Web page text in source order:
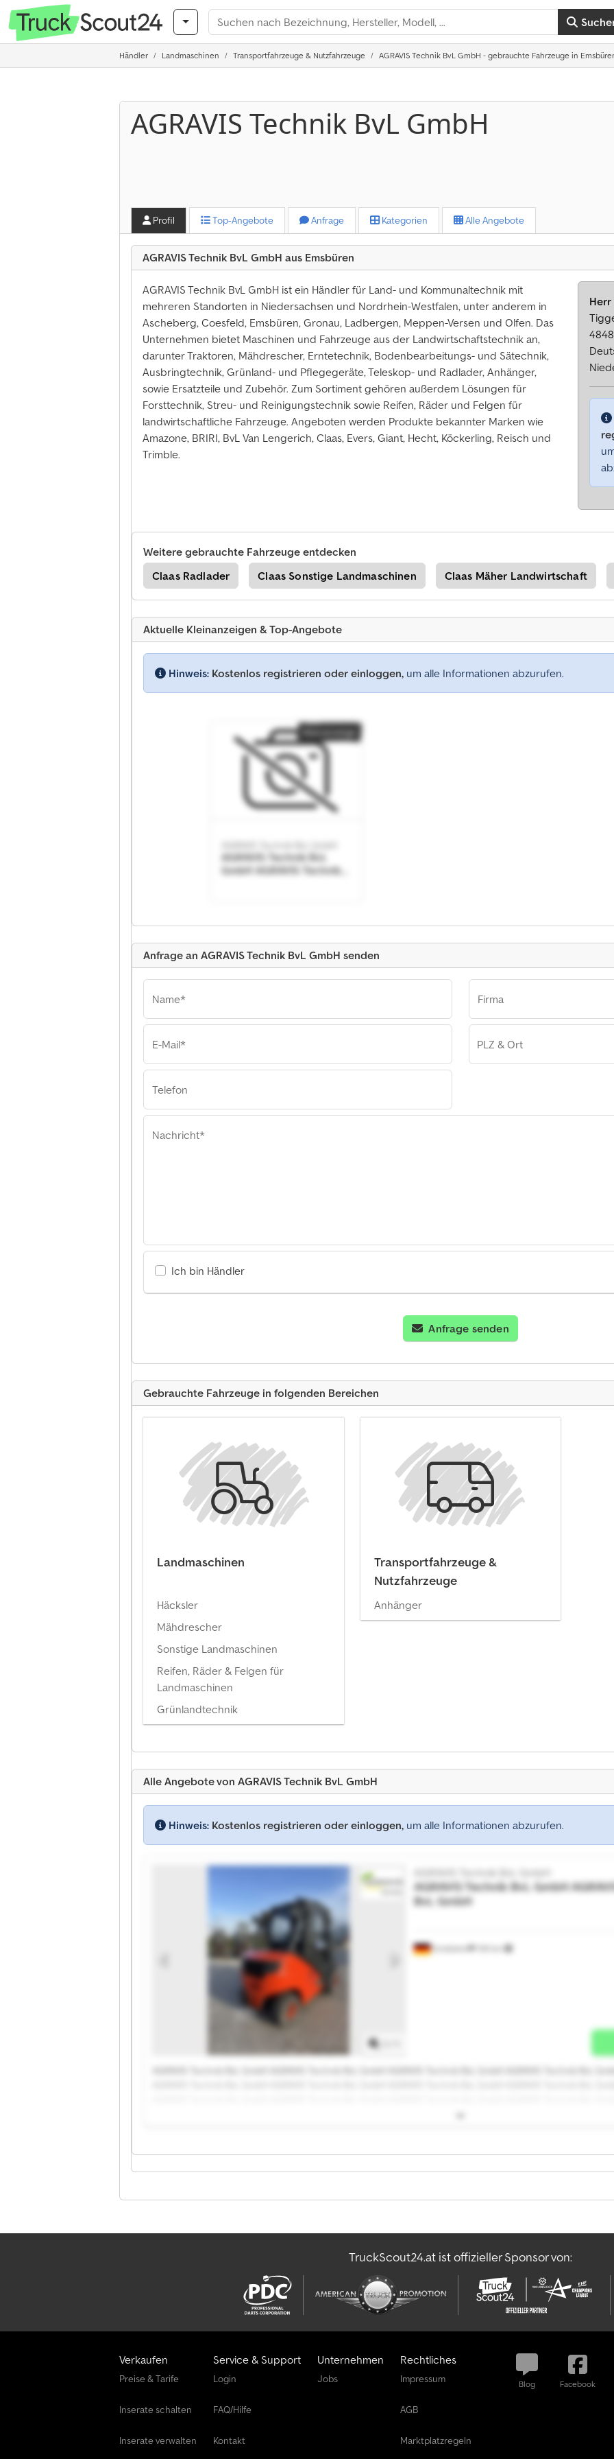
Händler Landmaschinen Transportfahrzeuge & Nutzfahrzeuge AGRAVIS Technik BvL GmbH - gebrauchte Fahrzeuge in
AGRAVIS Technik BvL GmbH
Profil Top-Angebote Anfrage Kategorien Alle Angebote
AGRAVIS Technik BvL GmbH aus Emsbüren
AGRAVIS Technik BvL GmbH ist ein Händler für Land- und Kommunaltechnik mit
mehreren Standorten in Niedersachsen und Nordrhein-Westfalen, unter anderem in
Ascheberg, Coesfeld, Emsbüren, Gronau, Ladbergen, Meppen-Versen und Olfen. Das
Unternehmen bietet Maschinen und Fahrzeuge aus der Landwirtschaftstechnik an,
darunter Traktoren, Mähdrescher, Erntetechnik, Bodenbearbeitungs- und Sätechnik,
Ausbringtechnik, Grünland- und Pflegegeräte, Teleskop- und Radlader, Anhänger,
sowie Ersatzteile und Zubehör. Zum Sortiment gehören außerdem Lösungen für
Forsttechnik, Streu- und Reinigungstechnik sowie Reifen, Räder und Felgen für
landwirtschaftliche Fahrzeuge. Angeboten werden Produkte bekannter Marken wie
Amazone, BRIRI, BvL Van Lengerich, Claas, Evers, Giant, Hecht, Köckerling, Reisch und
Trimble.
Herr
Weitere gebrauchte Fahrzeuge entdecken
Claas Radlader
Claas Sonstige Landmaschinen Claas Mäher Landwirtschaft
Aktuelle Kleinanzeigen & Top-Angebote
Hinweis: Kostenlos registrieren oder einloggen, um alle Informationen abzurufen.
AGRAVIS Technik BvL
GmbH AGRAVIS Technik
Anfrage an AGRAVIS Technik BvL GmbH senden
Name*
E-Mail*
Telefon
Firma
PLZ & Ort
Nachricht*
Ich bin Händler
Anfrage senden
Gebrauchte Fahrzeuge in folgenden Bereichen
Landmaschinen
Häcksler
Mähdrescher
Sonstige Landmaschinen
Reifen, Räder & Felgen für
Landmaschinen
Grünlandtechnik
Transportfahrzeuge &
Nutzfahrzeuge
Anhänger
Alle Angebote von AGRAVIS Technik BvL GmbH
Hinweis: Kostenlos registrieren oder einloggen, um alle Informationen abzurufen.
Emsbüren
AGRAVIS Technik BvL GmbH
AGRAVIS Technik BvL GmbH
BvL GmbH
AGRAVIS Technik BvL GmbH AGRAVIS Technik BvL GmbH AGRAVIS Technik BvL GmbH AGRAVIS Technik BvL
TruckScout24.at ist offizieller Sponsor von:
Verkaufen
Preise & Tarife
Inserate schalten
Inserate verwalten
Service & Support
Login
FAQ/Hilfe
Kontakt
Unternehmen
Jobs
Rechtliches
Impressum
AGB
Marktplatzregeln
Blog Facebook